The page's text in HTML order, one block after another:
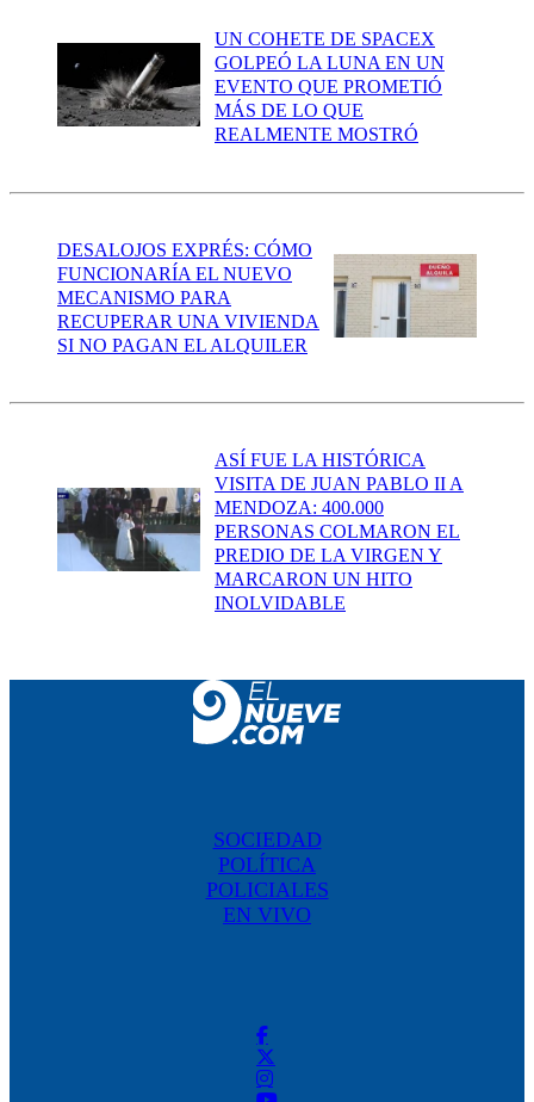
UN COHETE DE SPACEX
GOLPEÓ LA LUNA EN UN
EVENTO QUE PROMETIÓ
MÁS DE LO QUE
REALMENTE MOSTRÓ
DESALOJOS EXPRÉS: CÓMO
FUNCIONARÍA EL NUEVO
MECANISMO PARA
RECUPERAR UNA VIVIENDA
SI NO PAGAN EL ALQUILER
ASÍ FUE LA HISTÓRICA
VISITA DE JUAN PABLO II A
MENDOZA: 400.000
PERSONAS COLMARON EL
PREDIO DE LA VIRGEN Y
MARCARON UN HITO
INOLVIDABLE
SOCIEDAD
POLÍTICA
POLICIALES
EN VIVO